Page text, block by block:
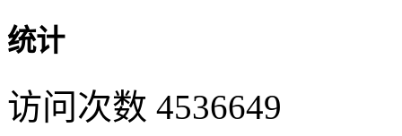
统计
访问次数 4536649